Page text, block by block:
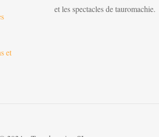
et
et les spectacles de tauromachie.